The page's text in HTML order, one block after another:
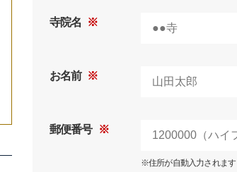
寺院名 ※
お名前 ※
郵便番号 ※
※住所が自動入力されます